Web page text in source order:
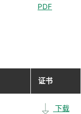
PDF
证书
下载